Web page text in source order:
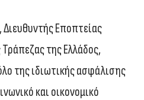
Εποπτείας
της Ελλάδος,
της ιδιωτικής ασφάλισης
και οικονομικό